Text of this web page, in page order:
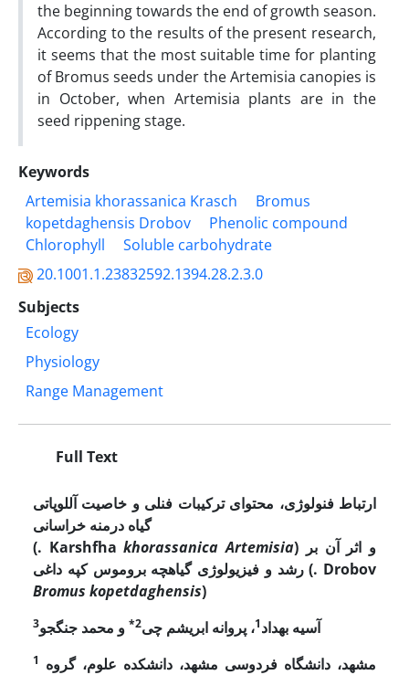
the beginning towards the end of growth season.
According to the results of the present research,
it seems that the most suitable time for planting
of Bromus seeds under the Artemisia canopies is
in October, when Artemisia plants are in the
seed rippening stage.
Keywords
Artemisia khorassanica Krasch
Bromus
kopetdaghensis Drobov
Phenolic compound
Chlorophyll
Soluble carbohydrate
20.1001.1.23832592.1394.28.2.3.0
Subjects
Ecology
Physiology
Range Management
Full Text
ارتباط فنولوژی، محتوای ترکیبات فنلی و خاصیت آللوپاتی
گیاه درمنه خراسانی
(. Karshfha khorassanica Artemisia) و اثر آن بر
رشد و فیزیولوژی گیاهچه بروموس کپه داغی (. Drobov
Bromus kopetdaghensis)
آسیه بهداد1، پروانه ابریشم چی2* و محمد جنگجو3
1 مشهد، دانشگاه فردوسی مشهد، دانشکده علوم،گروه